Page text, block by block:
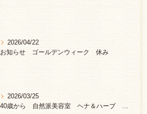
2026/04/22
お知らせ ゴールデンウィーク 休み
2026/03/25
40歳から 自然派美容室 ヘナ＆ハーブ 中野区 新井薬師前駅